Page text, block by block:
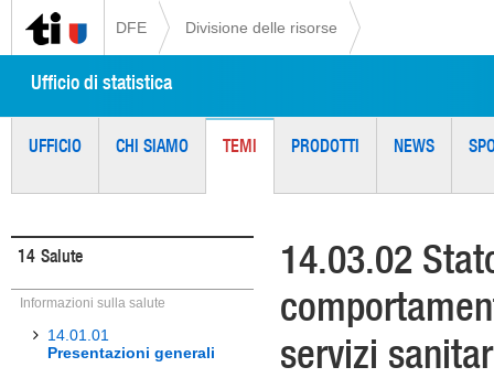
DFE Divisione delle risorse
Ufficio di statistica
UFFICIO CHI SIAMO TEMI PRODOTTI NEWS
14 Salute
Informazioni sulla salute
14.01.01
Presentazioni generali
14.03.02
servizi